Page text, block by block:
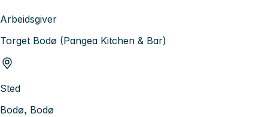
Arbeidsgiver
Torget Bodø (Pangea Kitchen & Bar)
Sted
Bodø, Bodø